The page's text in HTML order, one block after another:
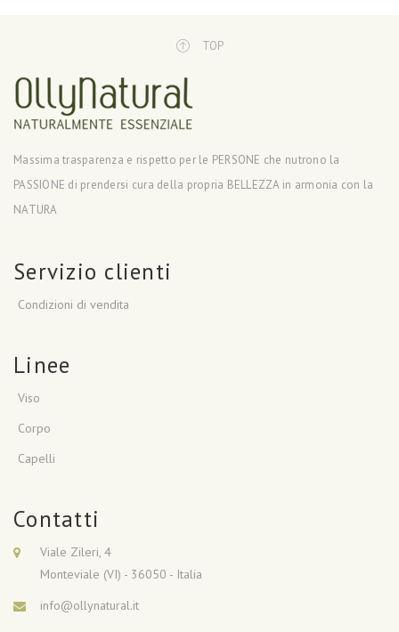
TOP
Massima trasparenza e rispetto per le PERSONE che nutrono la
PASSIONE di prendersi cura della propria BELLEZZA in armonia con la
NATURA
Servizio clienti
Condizioni di vendita
Linee
Viso
Corpo
Capelli
Contatti
Viale Zileri, 4
Monteviale (VI) - 36050 - Italia
info@ollynatural.it